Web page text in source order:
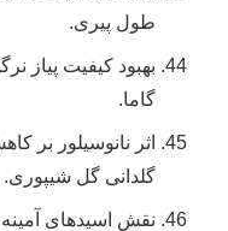
طول پیری.
بهبود کیفیت پیاز
گاما.
اثر نانوسیلور بر
گلدانی گل شیپوری.
نقش اسیدهای